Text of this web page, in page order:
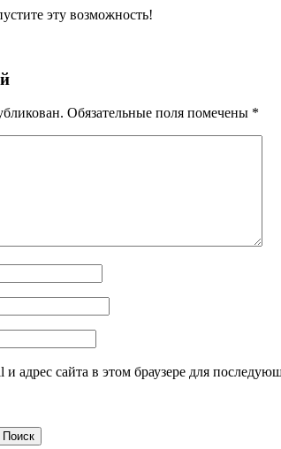
эту возможность!
Обязательные поля помечены *
адрес сайта в этом браузере для